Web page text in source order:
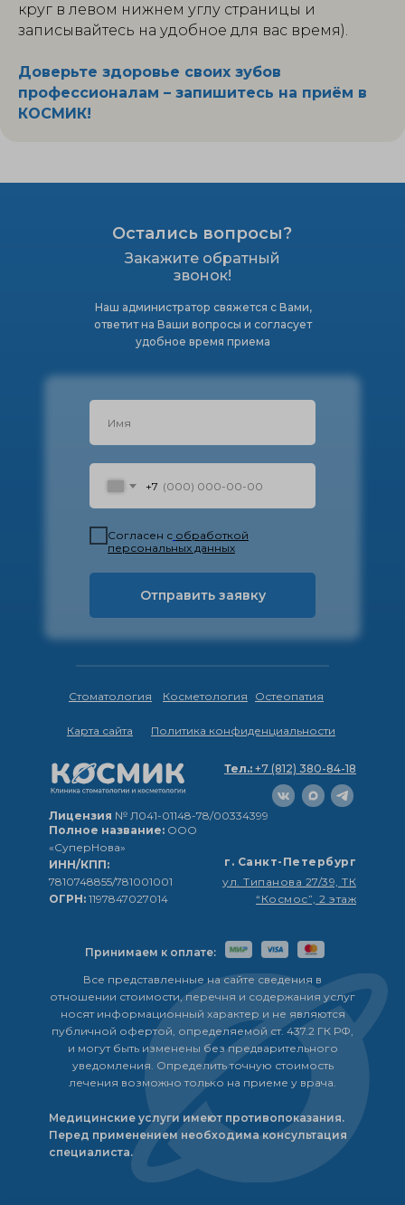
круг в левом нижнем углу страницы и
записывайтесь на удобное для вас время).
Доверьте здоровье своих зубов
профессионалам – запишитесь на приём в
КОСМИК!
Остались вопросы?
+7
Согласен с обработкой
персональных данных
Отправить заявку
Наш администратор свяжется с Вами,
ответит на Ваши вопросы и согласует
удобное время приема
Закажите обратный
звонок!
Тел.: +7 (812) 380-84-18
ул. Типанова 27/39, ТК
“Космос”, 2 этаж
г. Санкт-Петербург
Лицензия № Л041-01148-78/00334399
Полное название: ООО
«СуперНова»
ИНН/КПП:
7810748855/781001001
ОГРН: 1197847027014
Все представленные на сайте сведения в
отношении стоимости, перечня и содержания услуг
носят информационный характер и не являются
публичной офертой, определяемой ст. 437.2 ГК РФ,
и могут быть изменены без предварительного
уведомления. Определить точную стоимость
лечения возможно только на приеме у врача.
Медицинские услуги имеют противопоказания.
Перед применением необходима консультация
специалиста.
Стоматология Косметология
Принимаем к оплате:
Остеопатия
Карта сайта Политика конфиденциальности